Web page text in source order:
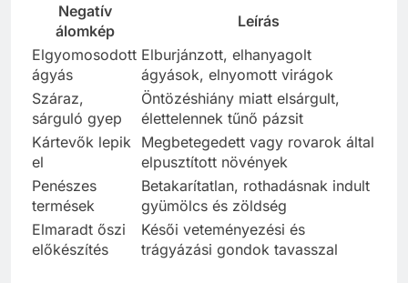
Negatív
álomkép
Leírás
Elgyomosodott
ágyás
Elburjánzott, elhanyagolt
ágyások, elnyomott virágok
Száraz,
sárguló gyep
Öntözéshiány miatt elsárgult,
élettelennek tűnő pázsit
Kártevők lepik
el
Megbetegedett vagy rovarok által
elpusztított növények
Penészes
termések
Betakarítatlan, rothadásnak indult
gyümölcs és zöldség
Elmaradt őszi
előkészítés
Késői veteményezési és
trágyázási gondok tavasszal